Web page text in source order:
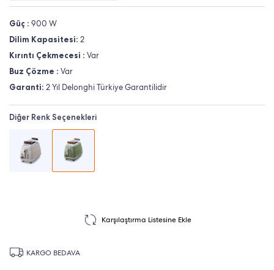
Güç : 900 W
Dilim Kapasitesi: 2
Kırıntı Çekmecesi : Var
Buz Çözme : Var
Garanti: 2 Yıl Delonghi Türkiye Garantilidir
Diğer Renk Seçenekleri
Karşılaştırma Listesine Ekle
KARGO BEDAVA